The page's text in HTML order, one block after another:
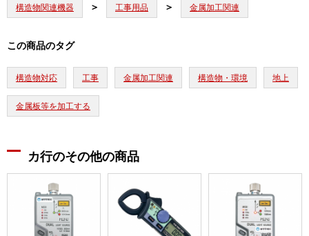
構造物関連機器 工事用品 金属加工関連
この商品のタグ
構造物対応 工事 金属加工関連 構造物・環境 地上
金属板等を加工する
カ行のその他の商品